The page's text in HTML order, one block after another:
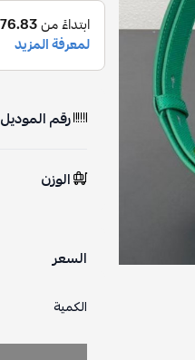
رقم الموديل
الوزن
السعر
الكمية